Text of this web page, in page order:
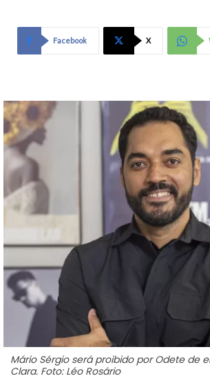
Facebook X
Mário Sérgio será proibido por Odete de
Clara. Foto: Léo Rosário